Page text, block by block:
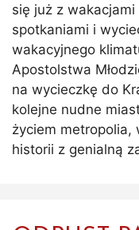
się już z
spotkaniami i
wakacyjnego
Apostolstwa
na wycieczkę do
kolejne nudne
życiem metropolia,
historii z genialną